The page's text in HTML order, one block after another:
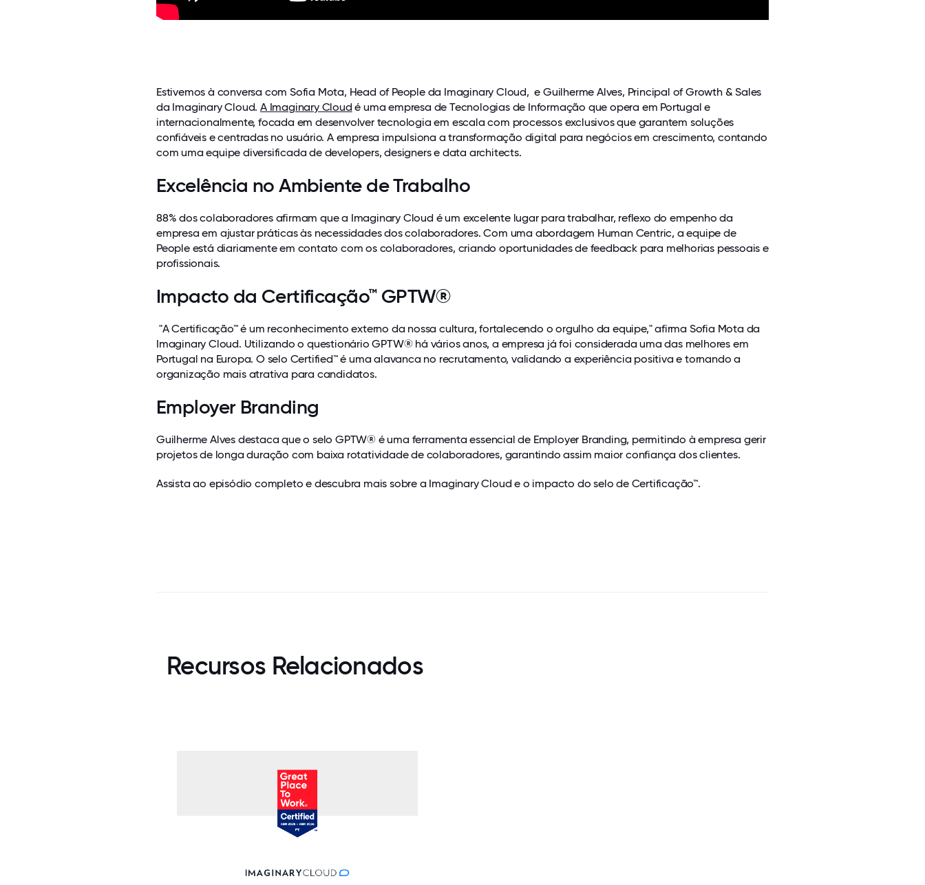
Estivemos à conversa com Sofia Mota, Head of People da Imaginary Cloud, e Guilherme Alves, Principal of Growth & Sales
da Imaginary Cloud.A Imaginary Cloud é uma empresa de Tecnologias de Informação que opera em Portugal e
internacionalmente, focada em desenvolver tecnologia em escala com processos exclusivos que garantem soluções
confiáveis e centradas no usuário. A empresa impulsiona a transformação digital para negócios em crescimento, contando
com uma equipe diversificada de developers, designers e data architects.
Excelência no Ambiente de Trabalho
88% dos colaboradores afirmam que a Imaginary Cloud é um excelente lugar para trabalhar, reflexo do empenho da
empresa em ajustar práticas às necessidades dos colaboradores. Com uma abordagem Human Centric, a equipe de
People está diariamente em contato com os colaboradores, criando oportunidades de feedback para melhorias pessoais e
profissionais.
Impacto da Certificação™ GPTW®
"A Certificação™ é um reconhecimento externo da nossa cultura, fortalecendo o orgulho da equipe," afirma Sofia Mota da
Imaginary Cloud. Utilizando o questionário GPTW® há vários anos, a empresa já foi considerada uma das melhores em
Portugal na Europa. O selo Certified™ é uma alavanca no recrutamento, validando a experiência positiva e tornando a
organização mais atrativa para candidatos.
Employer Branding
Guilherme Alves destaca que o selo GPTW® é uma ferramenta essencial de Employer Branding, permitindo à empresa gerir
projetos de longa duração com baixa rotatividade de colaboradores, garantindo assim maior confiança dos clientes.
Assista ao episódio completo e descubra mais sobre a Imaginary Cloud e o impacto do selo de Certificação™.
Recursos Relacionados